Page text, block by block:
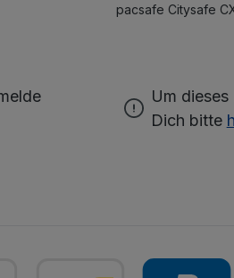
pacsafe Citysafe
Um
Dich bitte